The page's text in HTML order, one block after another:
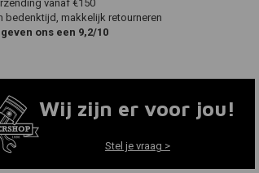
vanaf €150
bedenktijd, makkelijk retourneren
ons een 9,2/10
Wij zijn er voor jou!
Stel je vraag >